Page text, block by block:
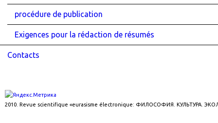
procédure de publication
Exigences pour la rédaction de résumés
Contacts
2010. Revue scientifique «eurasisme électronique: ФИЛОСОФИЯ. КУЛЬТУРА.